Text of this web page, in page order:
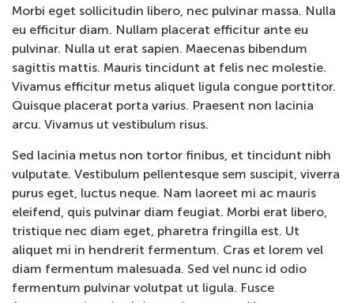
Morbi eget sollicitudin libero, nec pulvinar massa. Nulla
eu efficitur diam. Nullam placerat efficitur ante eu
pulvinar. Nulla ut erat sapien. Maecenas bibendum
sagittis mattis. Mauris tincidunt at felis nec molestie.
Vivamus efficitur metus aliquet ligula congue porttitor.
Quisque placerat porta varius. Praesent non lacinia
arcu. Vivamus ut vestibulum risus.
Sed lacinia metus non tortor finibus, et tincidunt nibh
vulputate. Vestibulum pellentesque sem suscipit, viverra
purus eget, luctus neque. Nam laoreet mi ac mauris
eleifend, quis pulvinar diam feugiat. Morbi erat libero,
tristique nec diam eget, pharetra fringilla est. Ut
aliquet mi in hendrerit fermentum. Cras et lorem vel
diam fermentum malesuada. Sed vel nunc id odio
fermentum pulvinar volutpat ut ligula. Fusce